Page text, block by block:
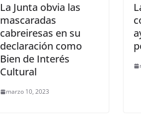
La Junta obvia las
mascaradas
cabreiresas en su
declaración como
Bien de Interés
Cultural
marzo 10, 2023